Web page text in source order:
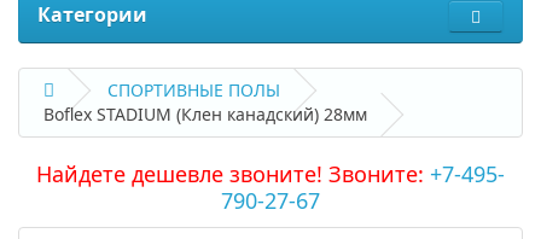
Категории
СПОРТИВНЫЕ ПОЛЫ
Boflex STADIUM (Клен канадский) 28мм
Найдете дешевле звоните! Звоните: +7-495-
790-27-67